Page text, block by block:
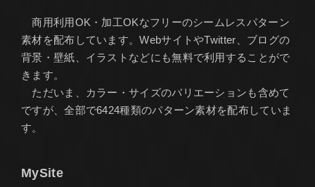
商用利用OK・加工OKなフリーのシームレスパターン
素材を配布しています。WebサイトやTwitter、ブログの
背景・壁紙、イラストなどにも無料で利用することがで
きます。
ただいま、カラー・サイズのバリエーションも含めて
ですが、全部で6424種類のパターン素材を配布していま
す。
MySite